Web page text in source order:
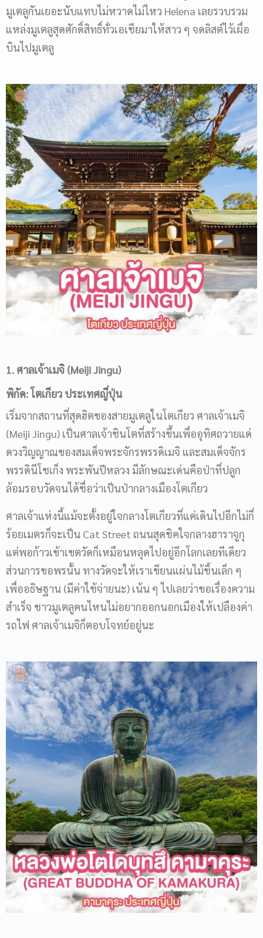
มูเตลูกันเยอะนับแทบไม่หวาดไม่ไหว Helena เลยรวบรวม
แหล่งมูเตลูสุดศักดิ์สิทธิ์ทั่วเอเชียมาให้สาว ๆ จดลิสต์ไว้เผื่อ
บินไปมูเตลู
1. ศาลเจ้าเมจิ (Meiji Jingu)
พิกัด: โตเกียว ประเทศญี่ปุ่น
เริ่มจากสถานที่สุดฮิตของสายมูเตลูในโตเกียว ศาลเจ้าเมจิ
(Meiji Jingu) เป็นศาลเจ้าชินโตที่สร้างขึ้นเพื่ออุทิศถวายแด่
ดวงวิญญาณของสมเด็จพระจักรพรรดิเมจิ และสมเด็จจักร
พรรดินีโชเก็ง พระพันปีหลวง มีลักษณะเด่นคือป่าที่ปลูก
ล้อมรอบวัดจนได้ชื่อว่าเป็นป่ากลางเมืองโตเกียว
ศาลเจ้าแห่งนี้แม้จะตั้งอยู่ใจกลางโตเกียวที่แค่เดินไปอีกไม่กี่
ร้อยเมตรก็จะเป็น Cat Street ถนนสุดชิคใจกลางฮาราจูกุ
แต่พอก้าวเข้าเขตวัดก็เหมือนหลุดไปอยู่อีกโลกเลยทีเดียว
ส่วนการขอพรนั้น ทางวัดจะให้เราเขียนแผ่นไม้ชิ้นเล็ก ๆ
เพื่ออธิษฐาน (มีค่าใช้จ่ายนะ) เน้น ๆ ไปเลยว่าขอเรื่องความ
สำเร็จ ชาวมูเตลูคนไหนไม่อยากออกนอกเมืองให้เปลืองค่า
รถไฟ ศาลเจ้าเมจิก็ตอบโจทย์อยู่นะ